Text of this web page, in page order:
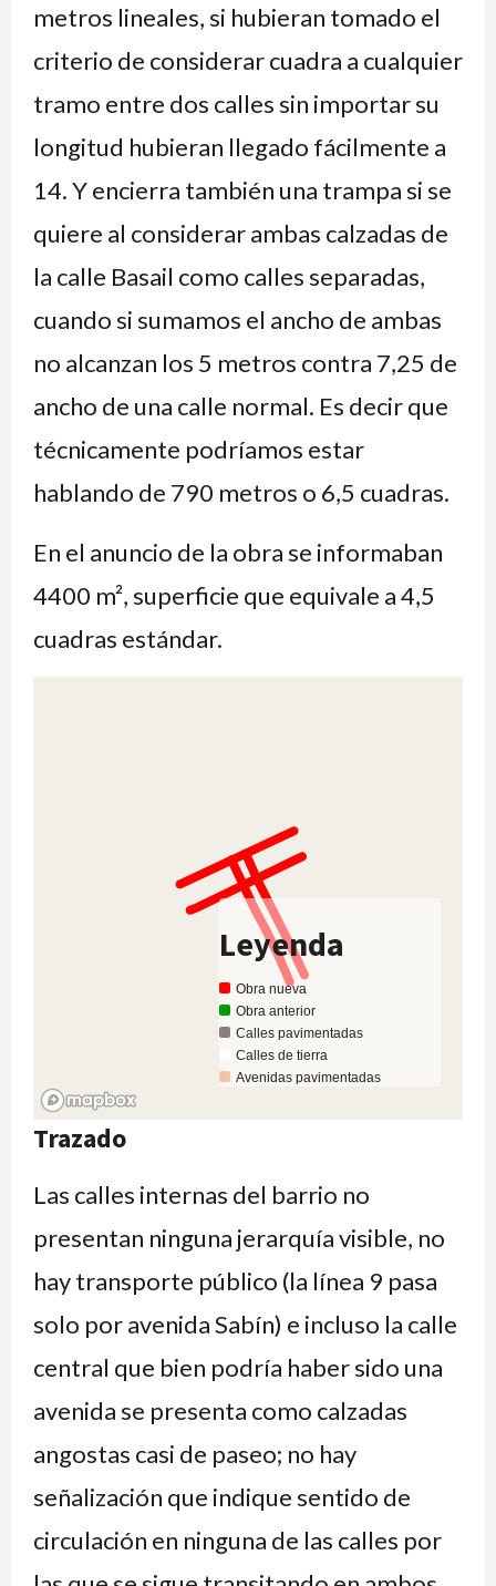
metros lineales, si hubieran tomado el
criterio de considerar cuadra a cualquier
tramo entre dos calles sin importar su
longitud hubieran llegado fácilmente a
14. Y encierra también una trampa si se
quiere al considerar ambas calzadas de
la calle Basail como calles separadas,
cuando si sumamos el ancho de ambas
no alcanzan los 5 metros contra 7,25 de
ancho de una calle normal. Es decir que
técnicamente podríamos estar
hablando de 790 metros o 6,5 cuadras.
En el anuncio de la obra se informaban
4400 m², superficie que equivale a 4,5
cuadras estándar.
Leyenda
Obra nueva
Obra anterior
Calles pavimentadas
Calles de tierra
Avenidas pavimentadas
Trazado
Las calles internas del barrio no
presentan ninguna jerarquía visible, no
hay transporte público (la línea 9 pasa
solo por avenida Sabín) e incluso la calle
central que bien podría haber sido una
avenida se presenta como calzadas
angostas casi de paseo; no hay
señalización que indique sentido de
circulación en ninguna de las calles por